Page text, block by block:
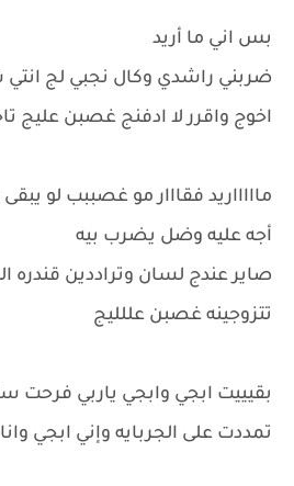
بس اني ما أريد
ضربني راشدي وكال نجبي لج انتي
اخوج واقرر لا ادفنج غصبن عليج
ماااااريد فقااار مو غصببب لو
أجه عليه وضل يضرب بيه
صاير عندج لسان وتراددين قندره
تتزوجينه غصبن عللليج
بقيييت ابجي وابجي ياربي فرحت
تمددت على الجربايه وإني ابجي